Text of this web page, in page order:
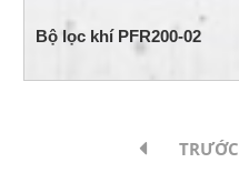
Bộ lọc khí PFR200-02
TRƯỚC